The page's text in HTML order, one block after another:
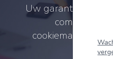
Uw garantie voor
compliant
cookiemanagement.